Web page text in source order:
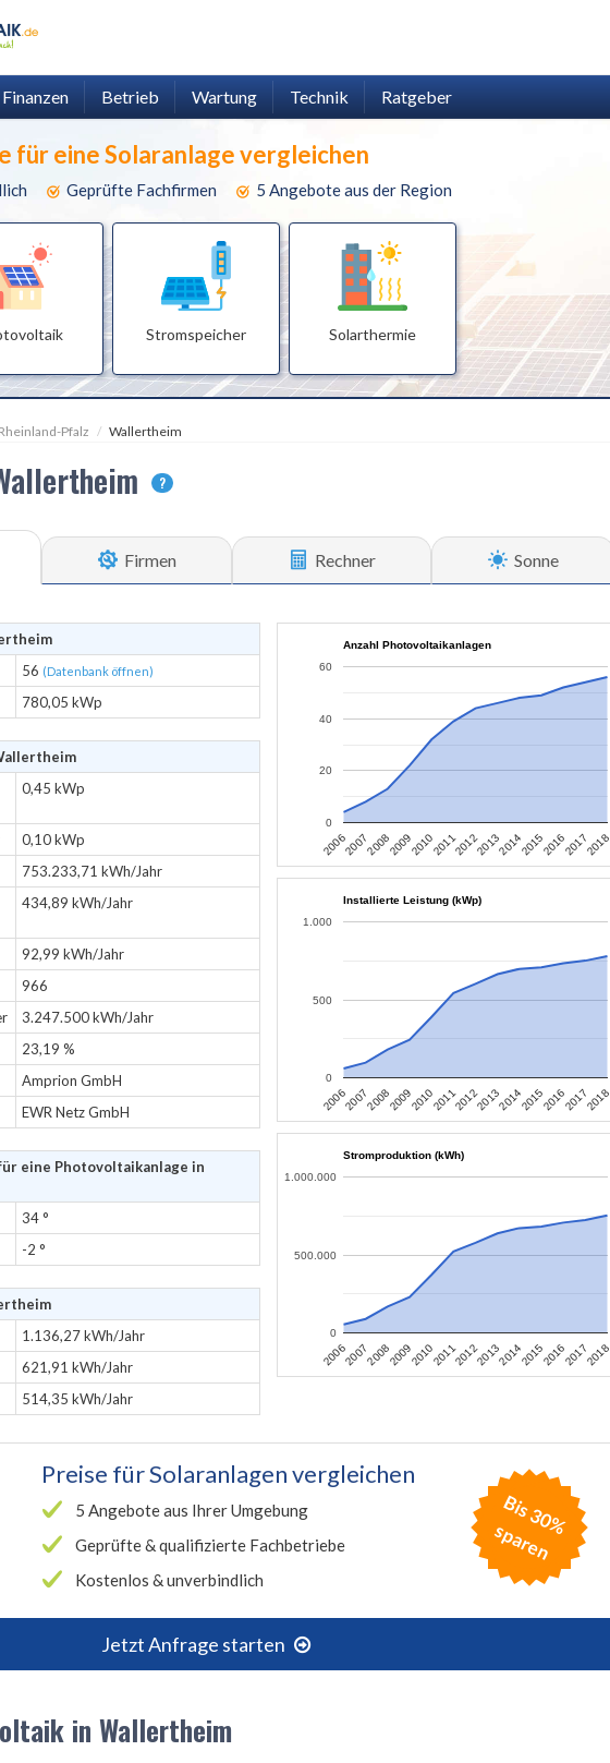
Finanzen Betrieb Wartung Technik Ratgeber
für eine Solaranlage vergleichen
Geprüfte Fachfirmen 5 Angebote aus der Region
Stromspeicher Solarthermie
Rheinland-Pfalz Wallertheim
?
Firmen Rechner Sonne
56 (Datenbank öffnen)
780,05 kWp
0,45 kWp
0,10 kWp
753.233,71 kWh/Jahr
434,89 kWh/Jahr
92,99 kWh/Jahr
966
3.247.500 kWh/Jahr
23,19 %
Amprion GmbH
EWR Netz GmbH
eine Photovoltaikanlage in
34 °
-2 °
1.136,27 kWh/Jahr
621,91 kWh/Jahr
514,35 kWh/Jahr
Anzahl Photovoltaikanlagen
2006200720082009201020112012201320142015201620172018
0
20
40
60
Installierte Leistung (kWp)
2006200720082009201020112012201320142015201620172018
0
500
1.000
Stromproduktion (kWh)
2006200720082009201020112012201320142015201620172018
0
500.000
1.000.000
Preise fürSolaranlagen vergleichen
5 Angebote aus Ihrer Umgebung
Geprüfte & qualifizierte Fachbetriebe
Kostenlos & unverbindlich
Jetzt Anfrage starten
B
is
3
0
%
s
p
a
r
e
n
in Wallertheim